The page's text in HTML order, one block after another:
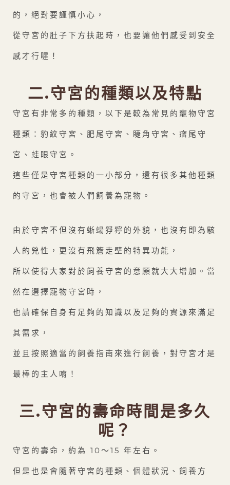
的，絕對要謹慎小心，
從守宮的肚子下方扶起時，也要讓他們感受到安全
感才行喔！
二.守宮的種類以及特點
守宮有非常多的種類，以下是較為常見的寵物守宮
種類：豹紋守宮、肥尾守宮、睫角守宮、瘤尾守
宮、蛙眼守宮。
這些僅是守宮種類的一小部分，還有很多其他種類
的守宮，也會被人們飼養為寵物。
由於守宮不但沒有蜥蝪猙獰的外貌，也沒有即為駭
人的兇性，更沒有飛簷走壁的特異功能，
所以使得大家對於飼養守宮的意願就大大增加。當
然在選擇寵物守宮時，
也請確保自身有足夠的知識以及足夠的資源來滿足
其需求，
並且按照適當的飼養指南來進行飼養，對守宮才是
最棒的主人唷！
三.守宮的壽命時間是多久
呢？
守宮的壽命，約為 10～15 年左右。
但是也是會隨著守宮的種類、個體狀況、飼養方